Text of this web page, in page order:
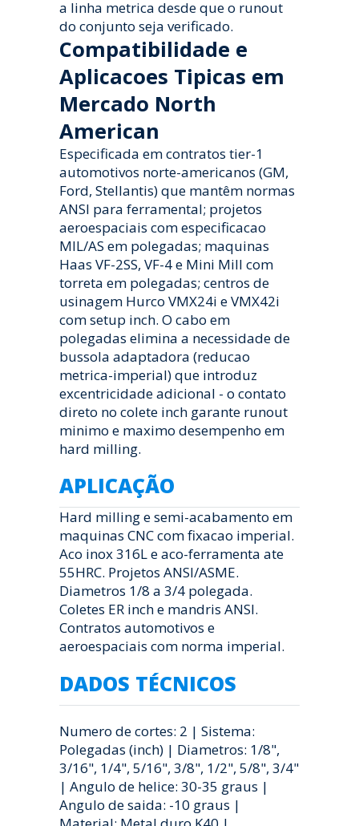
a linha metrica desde que o runout
do conjunto seja verificado.
Compatibilidade e
Aplicacoes Tipicas em
Mercado North
American
Especificada em contratos tier-1
automotivos norte-americanos (GM,
Ford, Stellantis) que mantêm normas
ANSI para ferramental; projetos
aeroespaciais com especificacao
MIL/AS em polegadas; maquinas
Haas VF-2SS, VF-4 e Mini Mill com
torreta em polegadas; centros de
usinagem Hurco VMX24i e VMX42i
com setup inch. O cabo em
polegadas elimina a necessidade de
bussola adaptadora (reducao
metrica-imperial) que introduz
excentricidade adicional - o contato
direto no colete inch garante runout
minimo e maximo desempenho em
hard milling.
APLICAÇÃO
Hard milling e semi-acabamento em
maquinas CNC com fixacao imperial.
Aco inox 316L e aco-ferramenta ate
55HRC. Projetos ANSI/ASME.
Diametros 1/8 a 3/4 polegada.
Coletes ER inch e mandris ANSI.
Contratos automotivos e
aeroespaciais com norma imperial.
DADOS TÉCNICOS
Numero de cortes: 2 | Sistema:
Polegadas (inch) | Diametros: 1/8",
3/16", 1/4", 5/16", 3/8", 1/2", 5/8", 3/4"
| Angulo de helice: 30-35 graus |
Angulo de saida: -10 graus |